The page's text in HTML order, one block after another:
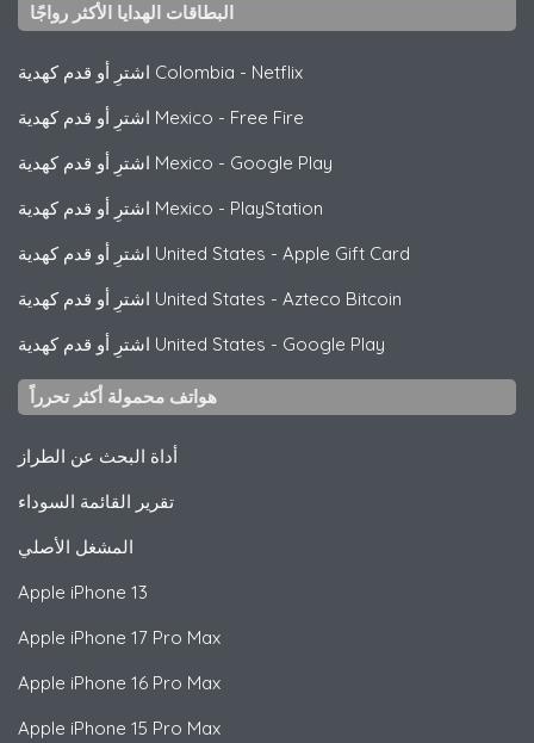
البطاقات الهدايا الأكثر رواجًا
اشترِ أو قدم كهدية Colombia - Netflix
اشترِ أو قدم كهدية Mexico - Free Fire
اشترِ أو قدم كهدية Mexico - Google Play
اشترِ أو قدم كهدية Mexico - PlayStation
اشترِ أو قدم كهدية United States - Apple Gift Card
اشترِ أو قدم كهدية United States - Azteco Bitcoin
اشترِ أو قدم كهدية United States - Google Play
هواتف محمولة أكثر تحرراً
أداة البحث عن الطراز
تقرير القائمة السوداء
المشغل الأصلي
Apple iPhone 13
Apple iPhone 17 Pro Max
Apple iPhone 16 Pro Max
Apple iPhone 15 Pro Max